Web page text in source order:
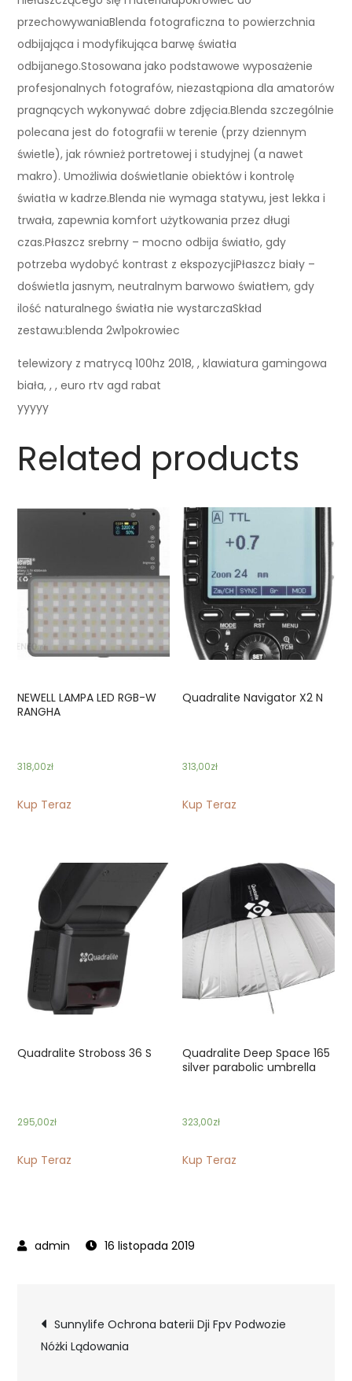
przechowywaniaBlenda fotograficzna to powierzchnia
odbijająca i modyfikująca barwę światła
odbijanego.Stosowana jako podstawowe wyposażenie
profesjonalnych fotografów, niezastąpiona dla amatorów
pragnących wykonywać dobre zdjęcia.Blenda szczególnie
polecana jest do fotografii w terenie (przy dziennym
świetle), jak również portretowej i studyjnej (a nawet
makro). Umożliwia doświetlanie obiektów i kontrolę
światła w kadrze.Blenda nie wymaga statywu, jest lekka i
trwała, zapewnia komfort użytkowania przez długi
czas.Płaszcz srebrny – mocno odbija światło, gdy
potrzeba wydobyć kontrast z ekspozycjiPłaszcz biały –
doświetla jasnym, neutralnym barwowo światłem, gdy
ilość naturalnego światła nie wystarczaSkład
zestawu:blenda 2w1pokrowiec
telewizory z matrycą 100hz 2018, , klawiatura gamingowa
biała, , , euro rtv agd rabat
yyyyy
Related products
NEWELL LAMPA LED RGB-W
RANGHA
318,00zł
Kup Teraz
Quadralite Navigator X2 N
313,00zł
Kup Teraz
Quadralite Stroboss 36 S
295,00zł
Kup Teraz
Quadralite Deep Space 165
silver parabolic umbrella
323,00zł
Kup Teraz
16 listopada 2019
Nawigacja
wpisu
Sunnylife Ochrona baterii Dji Fpv Podwozie
Nóżki Lądowania